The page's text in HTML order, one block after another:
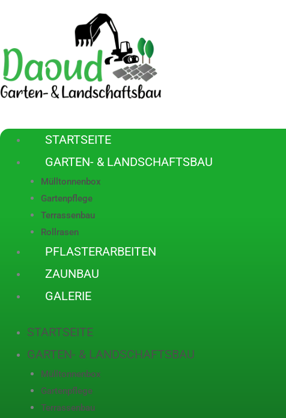
STARTSEITE
GARTEN- & LANDSCHAFTSBAU
Mülltonnenbox
Gartenpflege
Terrassenbau
Rollrasen
PFLASTERARBEITEN
ZAUNBAU
GALERIE
STARTSEITE
GARTEN- & LANDSCHAFTSBAU
Mülltonnenbox
Gartenpflege
Terrassenbau